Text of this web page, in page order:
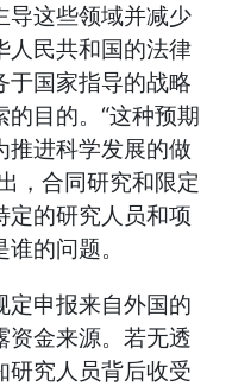
导这些领域并减少
人民共和国的法律
于国家指导的战略
目的。“这种预期
推进科学发展的做
，合同研究和限定
定的研究人员和项
的问题。
定申报来自外国的
资金来源。若无透
研究人员背后收受